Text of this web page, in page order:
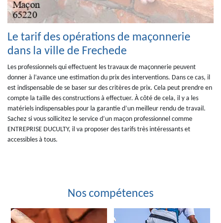
Le tarif des opérations de maçonnerie
dans la ville de Frechede
Les professionnels qui effectuent les travaux de maçonnerie peuvent
donner à l’avance une estimation du prix des interventions. Dans ce cas, il
est indispensable de se baser sur des critères de prix. Cela peut prendre en
compte la taille des constructions à effectuer. À côté de cela, il y a les
matériels indispensables pour la garantie d’un meilleur rendu de travail.
Sachez si vous sollicitez le service d’un maçon professionnel comme
ENTREPRISE DUCULTY, il va proposer des tarifs très intéressants et
accessibles à tous.
Nos compétences